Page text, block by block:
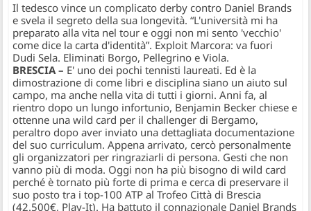
Il tedesco vince un complicato derby contro Daniel Brands
e svela il segreto della sua longevità. “L'università mi ha
preparato alla vita nel tour e oggi non mi sento 'vecchio'
come dice la carta d'identità”. Exploit Marcora: va fuori
Dudi Sela. Eliminati Borgo, Pellegrino e Viola.
BRESCIA – E' uno dei pochi tennisti laureati. Ed è la
dimostrazione di come libri e disciplina siano un aiuto sul
campo, ma anche nella vita di tutti i giorni. Anni fa, al
rientro dopo un lungo infortunio, Benjamin Becker chiese e
ottenne una wild card per il challenger di Bergamo,
peraltro dopo aver inviato una dettagliata documentazione
del suo curriculum. Appena arrivato, cercò personalmente
gli organizzatori per ringraziarli di persona. Gesti che non
vanno più di moda. Oggi non ha più bisogno di wild card
perché è tornato più forte di prima e cerca di preservare il
suo posto tra i top-100 ATP alTrofeo Città di Brescia
(42.500€, Play-It). Ha battuto il connazionale Daniel Brands